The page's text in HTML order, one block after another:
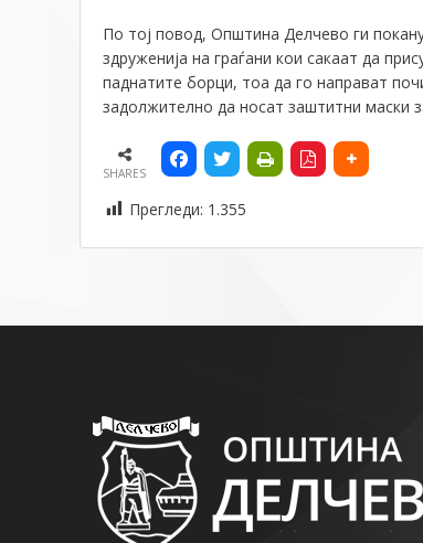
По тој повод, Општина Делчево ги
здруженија на граѓани кои сакаат да
паднатите борци, тоа да го направат
задолжително да носат заштитни маски
SHARES
Прегледи: 1.355